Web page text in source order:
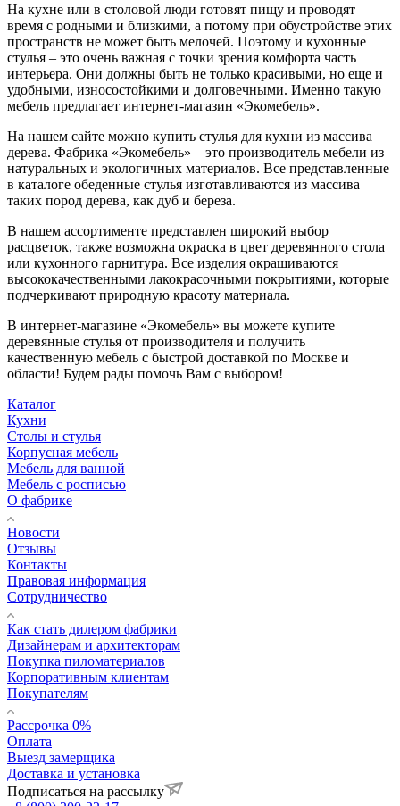
На кухне или в столовой люди готовят пищу и проводят
время с родными и близкими, а потому при обустройстве этих
пространств не может быть мелочей. Поэтому и кухонные
стулья – это очень важная с точки зрения комфорта часть
интерьера. Они должны быть не только красивыми, но еще и
удобными, износостойкими и долговечными. Именно такую
мебель предлагает интернет-магазин «Экомебель».
На нашем сайте можно купить стулья для кухни из массива
дерева. Фабрика «Экомебель» – это производитель мебели из
натуральных и экологичных материалов. Все представленные
в каталоге обеденные стулья изготавливаются из массива
таких пород дерева, как дуб и береза.
В нашем ассортименте представлен широкий выбор
расцветок, также возможна окраска в цвет деревянного стола
или кухонного гарнитура. Все изделия окрашиваются
высококачественными лакокрасочными покрытиями, которые
подчеркивают природную красоту материала.
В интернет-магазине «Экомебель» вы можете купите
деревянные стулья от производителя и получить
качественную мебель с быстрой доставкой по Москве и
области! Будем рады помочь Вам с выбором!
Каталог
Кухни
Столы и стулья
Корпусная мебель
Мебель для ванной
Мебель с росписью
О фабрике
Новости
Отзывы
Контакты
Правовая информация
Сотрудничество
Как стать дилером фабрики
Дизайнерам и архитекторам
Покупка пиломатериалов
Корпоративным клиентам
Покупателям
Рассрочка 0%
Оплата
Выезд замерщика
Доставка и установка
Подписаться на рассылку